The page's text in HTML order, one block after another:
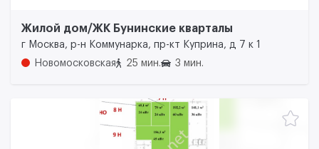
Жилой дом/ЖК Бунинские кварталы
г Москва, р-н Коммунарка, пр-кт Куприна, д 7 к 1
Новомосковская
25 мин. 3 мин.